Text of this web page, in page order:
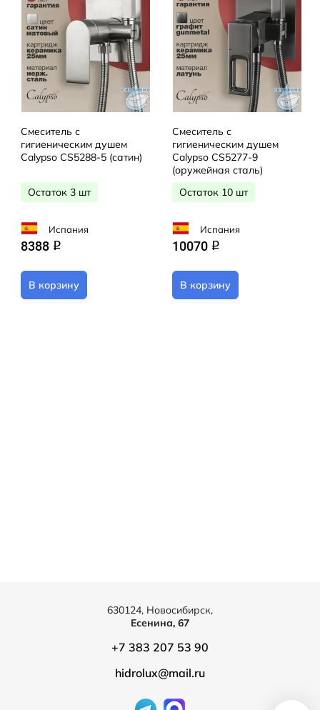
Смеситель с
гигиеническим душем
Calypso CS5288-5 (сатин)
Остаток 3 шт
Испания
8388 q
В корзину
Смеситель с
гигиеническим душем
Calypso CS5277-9
(оружейная сталь)
Остаток 10 шт
Испания
10070 q
В корзину
630124, Новосибирск,
Есенина, 67
+7 383 207 53 90
hidrolux@mail.ru